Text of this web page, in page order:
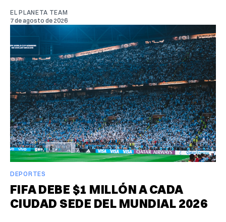
EL PLANETA TEAM
7 de agosto de 2026
DEPORTES
FIFA DEBE $1 MILLÓN A CADA
CIUDAD SEDE DEL MUNDIAL 2026